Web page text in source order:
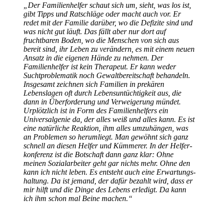
„Der Familien­helfer schaut sich um, sieht, was los ist,
gibt Tipps und Ratschläge oder macht auch vor. Er
redet mit der Familie darüber, wo die Defizite sind und
was nicht gut läuft. Das fällt aber nur dort auf
fruchtbaren Boden, wo die Menschen von sich aus
bereit sind, ihr Leben zu verändern, es mit einem neuen
Ansatz in die eigenen Hände zu nehmen. Der
Familienhelfer ist kein Therapeut. Er kann weder
Sucht­problematik noch Gewalt­bereit­schaft behandeln.
Insgesamt zeichnen sich Familien in prekären
Lebenslagen oft durch Lebens­un­tüchtigkeit aus, die
dann in Überforderung und Verweigerung mündet.
Urplötzlich ist in Form des Familien­helfers ein
Universalgenie da, der alles weiß und alles kann. Es ist
eine natürliche Reaktion, ihm alles umzuhängen, was
an Problemen so herumliegt. Man gewöhnt sich ganz
schnell an diesen Helfer und Kümmerer. In der Helfer­
konferenz ist die Botschaft dann ganz klar: Ohne
meinen Sozialarbeiter geht gar nichts mehr. Ohne den
kann ich nicht leben. Es entsteht auch eine Erwartungs­
haltung. Da ist jemand, der dafür bezahlt wird, dass er
mir hilft und die Dinge des Lebens erledigt. Da kann
ich ihm schon mal Beine machen.“